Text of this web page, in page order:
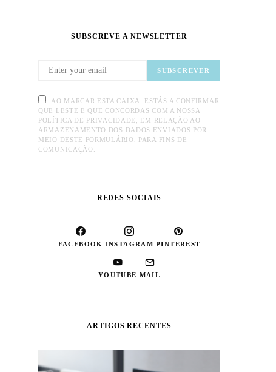
SUBSCREVE A NEWSLETTER
SUBSCREVER
AO MARCAR ESTA CAIXA, ESTÁS A CONFIRMAR
QUE LESTE E QUE CONCORDAS COM A NOSSA
POLÍTICA DE PRIVACIDADE, EM RELAÇÃO AO
ARMAZENAMENTO DOS DADOS ENVIADOS POR
MEIO DESTE FORMULÁRIO, PARA FINS DE
COMUNICAÇÃO.
REDES SOCIAIS
FACEBOOK INSTAGRAM PINTEREST
YOUTUBE MAIL
ARTIGOS RECENTES